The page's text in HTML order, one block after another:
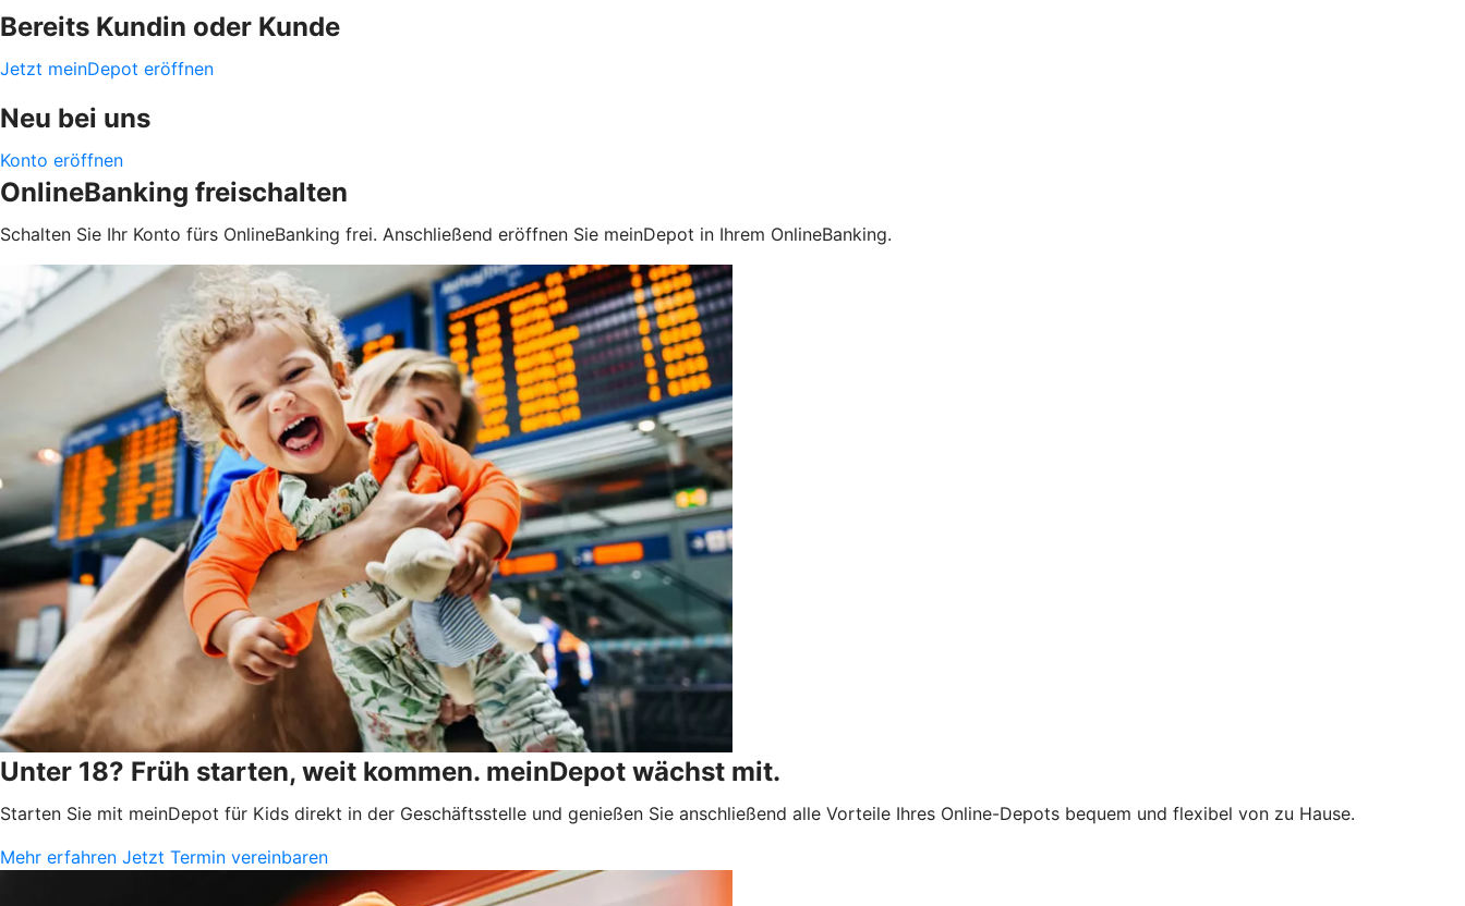
Bereits Kundin oder Kunde
Jetzt meinDepot eröffnen
Neu bei uns
Konto eröffnen
OnlineBanking freischalten
Schalten Sie Ihr Konto fürs OnlineBanking frei. Anschließend eröffnen Sie meinDepot in Ihrem OnlineBanking.
Unter 18? Früh starten, weit kommen. meinDepot wächst mit.
Starten Sie mit meinDepot für Kids direkt in der Geschäftsstelle und genießen Sie anschließend alle Vorteile Ihres Online-Depots bequem und flexibel von zu Hause.
Mehr erfahren Jetzt Termin vereinbaren